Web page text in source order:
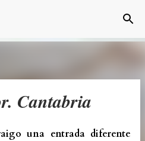
Cantabria
una entrada diferente